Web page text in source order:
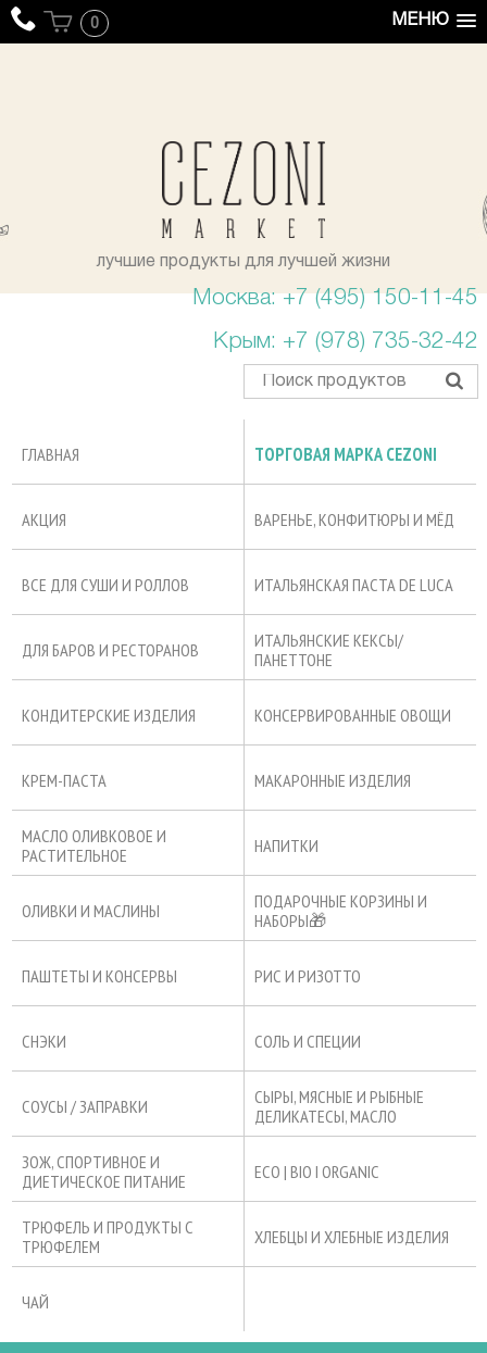
МЕНЮ
0
лучшие продукты для лучшей жизни
Москва: +7 (495) 150-11-45
Крым: +7 (978) 735-32-42
ГЛАВНАЯ ТОРГОВАЯ МАРКА CEZONI
АКЦИЯ ВАРЕНЬЕ, КОНФИТЮРЫ И МЁД
ВСЕ ДЛЯ СУШИ И РОЛЛОВ ИТАЛЬЯНСКАЯ ПАСТА DE LUCA
ДЛЯ БАРОВ И РЕСТОРАНОВ
ИТАЛЬЯНСКИЕ КЕКСЫ/
ПАНЕТТОНЕ
КОНДИТЕРСКИЕ ИЗДЕЛИЯ КОНСЕРВИРОВАННЫЕ ОВОЩИ
КРЕМ-ПАСТА МАКАРОННЫЕ ИЗДЕЛИЯ
МАСЛО ОЛИВКОВОЕ И
РАСТИТЕЛЬНОЕ
НАПИТКИ
ОЛИВКИ И МАСЛИНЫ
ПОДАРОЧНЫЕ КОРЗИНЫ И
НАБОРЫ🎁
ПАШТЕТЫ И КОНСЕРВЫ РИС И РИЗОТТО
СНЭКИ СОЛЬ И СПЕЦИИ
СОУСЫ / ЗАПРАВКИ
СЫРЫ, МЯСНЫЕ И РЫБНЫЕ
ДЕЛИКАТЕСЫ, МАСЛО
ЗОЖ, СПОРТИВНОЕ И
ДИЕТИЧЕСКОЕ ПИТАНИЕ
ECO | BIO I ORGANIC
ТРЮФЕЛЬ И ПРОДУКТЫ С
ТРЮФЕЛЕМ
ХЛЕБЦЫ И ХЛЕБНЫЕ ИЗДЕЛИЯ
ЧАЙ